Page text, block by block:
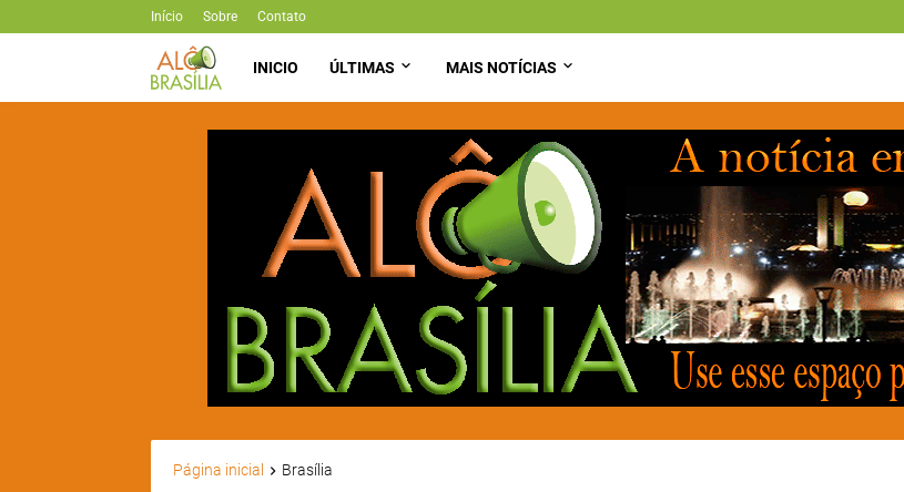
Início Sobre Contato
INICIO ÚLTIMAS MAIS NOTÍCIAS
Página inicial Brasília